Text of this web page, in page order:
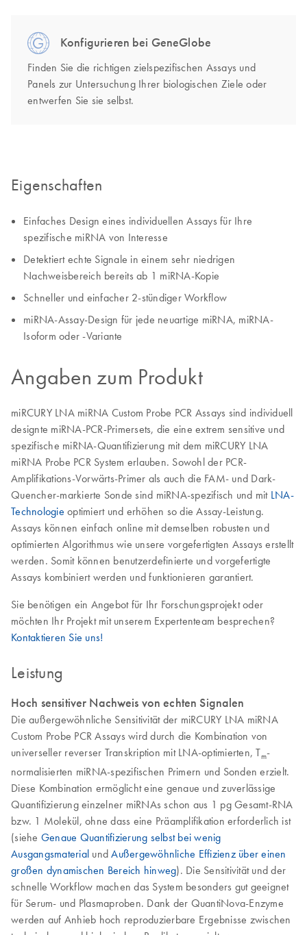
Konfigurieren bei GeneGlobe
Finden Sie die richtigen zielspezifischen Assays und
Panels zur Untersuchung Ihrer biologischen Ziele oder
entwerfen Sie sie selbst.
Eigenschaften
Einfaches Design eines individuellen Assays für Ihre
spezifische miRNA von Interesse
Detektiert echte Signale in einem sehr niedrigen
Nachweisbereich bereits ab 1 miRNA-Kopie
Schneller und einfacher 2-stündiger Workflow
miRNA-Assay-Design für jede neuartige miRNA, miRNA-
Isoform oder -Variante
Angaben zum Produkt
miRCURY LNA miRNA Custom Probe PCR Assays sind individuell
designte miRNA-PCR-Primersets, die eine extrem sensitive und
spezifische miRNA-Quantifizierung mit dem miRCURY LNA
miRNA Probe PCR System erlauben. Sowohl der PCR-
Amplifikations-Vorwärts-Primer als auch die FAM- und Dark-
Quencher-markierte Sonde sind miRNA-spezifisch und mit LNA-
Technologie optimiert und erhöhen so die Assay-Leistung.
Assays können einfach online mit demselben robusten und
optimierten Algorithmus wie unsere vorgefertigten Assays erstellt
werden. Somit können benutzerdefinierte und vorgefertigte
Assays kombiniert werden und funktionieren garantiert.
Sie benötigen ein Angebot für Ihr Forschungsprojekt oder
möchten Ihr Projekt mit unserem Expertenteam besprechen?
Kontaktieren Sie uns!
Leistung
Hoch sensitiver Nachweis von echten Signalen
Die außergewöhnliche Sensitivität der miRCURY LNA miRNA
Custom Probe PCR Assays wird durch die Kombination von
universeller reverser Transkription mit LNA-optimierten, Tm-
normalisierten miRNA-spezifischen Primern und Sonden erzielt.
Diese Kombination ermöglicht eine genaue und zuverlässige
Quantifizierung einzelner miRNAs schon aus 1 pg Gesamt-RNA
bzw. 1 Molekül, ohne dass eine Präamplifikation erforderlich ist
(siehe Genaue Quantifizierung selbst bei wenig
Ausgangsmaterial undAußergewöhnliche Effizienz über einen
großen dynamischen Bereich hinweg). Die Sensitivität und der
schnelle Workflow machen das System besonders gut geeignet
für Serum- und Plasmaproben. Dank der QuantiNova-Enzyme
werden auf Anhieb hoch reproduzierbare Ergebnisse zwischen